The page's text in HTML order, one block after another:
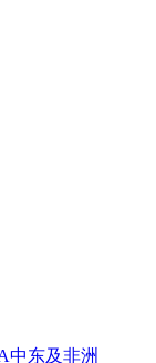
中东及非洲